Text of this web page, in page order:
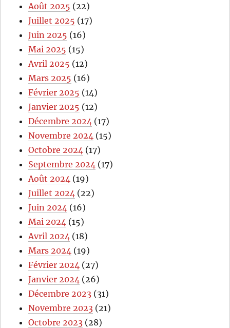
Août 2025 (22)
Juillet 2025 (17)
Juin 2025 (16)
Mai 2025 (15)
Avril 2025 (12)
Mars 2025 (16)
Février 2025 (14)
Janvier 2025 (12)
Décembre 2024 (17)
Novembre 2024 (15)
Octobre 2024 (17)
Septembre 2024 (17)
Août 2024 (19)
Juillet 2024 (22)
Juin 2024 (16)
Mai 2024 (15)
Avril 2024 (18)
Mars 2024 (19)
Février 2024 (27)
Janvier 2024 (26)
Décembre 2023 (31)
Novembre 2023 (21)
Octobre 2023 (28)